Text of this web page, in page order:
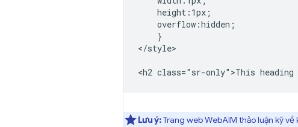
    height:1px;
    overflow:hidden;
    }
</style>
Lưu ý:Trang web WebAIM thảo luận kỹ